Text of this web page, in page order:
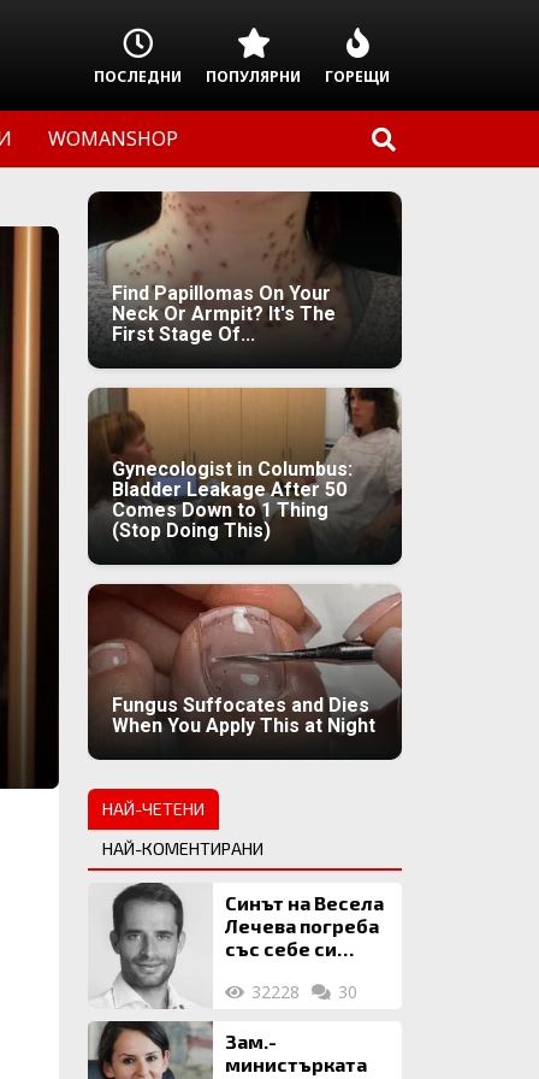
ПОСЛЕДНИ ПОПУЛЯРНИ ГОРЕЩИ
WOMANSHOP
Find Papillomas On Your
Neck Or Armpit? It's The
First Stage Of...
Gynecologist in Columbus:
Bladder Leakage After 50
Comes Down to 1 Thing
(Stop Doing This)
Fungus Suffocates and Dies
When You Apply This at Night
НАЙ-ЧЕТЕНИ
НАЙ-КОМЕНТИРАНИ
Синът на Весела
Лечева погреба
със себе си
млн. евро
32228 30
Зам.-
министърката